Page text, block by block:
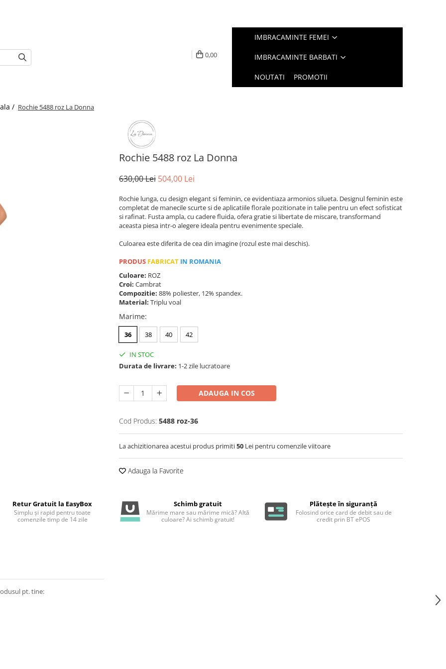
0,00
IMBRACAMINTE FEMEI
IMBRACAMINTE BARBATI
NOUTATI PROMOTII
/ Rochie 5488 roz La Donna
Rochie 5488 roz La Donna
630,00 Lei 504,00 Lei
Rochie lunga, cu design elegant si feminin, ce evidentiaza armonios silueta. Designul feminin este
completat de manecile scurte si de aplicatiile florale pozitionate in talie pentru un efect sofisticat
si rafinat. Fusta ampla, cu cadere fluida, ofera gratie si libertate de miscare, transformand
aceasta piesa intr-o alegere ideala pentru evenimente speciale.
Culoarea este diferita de cea din imagine (rozul este mai deschis).
PRODUS FABRICAT IN ROMANIA
Culoare: ROZ
Croi: Cambrat
Compozitie: 88% poliester, 12% spandex.
Material: Triplu voal
Marime:
36 38 40 42
IN STOC
Durata de livrare: 1-2 zile lucratoare
ADAUGA IN COS
Cod Produs: 5488 roz-36
La achizitionarea acestui produs primiti50 Lei pentru comenzile viitoare
Adauga la Favorite
Retur Gratuit la EasyBox
Simplu și rapid pentru toate
comenzile timp de 14 zile
Schimb gratuit
Mărime mare sau mărime mică? Altă
culoare? Ai schimb gratuit!
Plătește în siguranță
Folosind orice card de debit sau de
credit prin BT ePOS
pt. tine: